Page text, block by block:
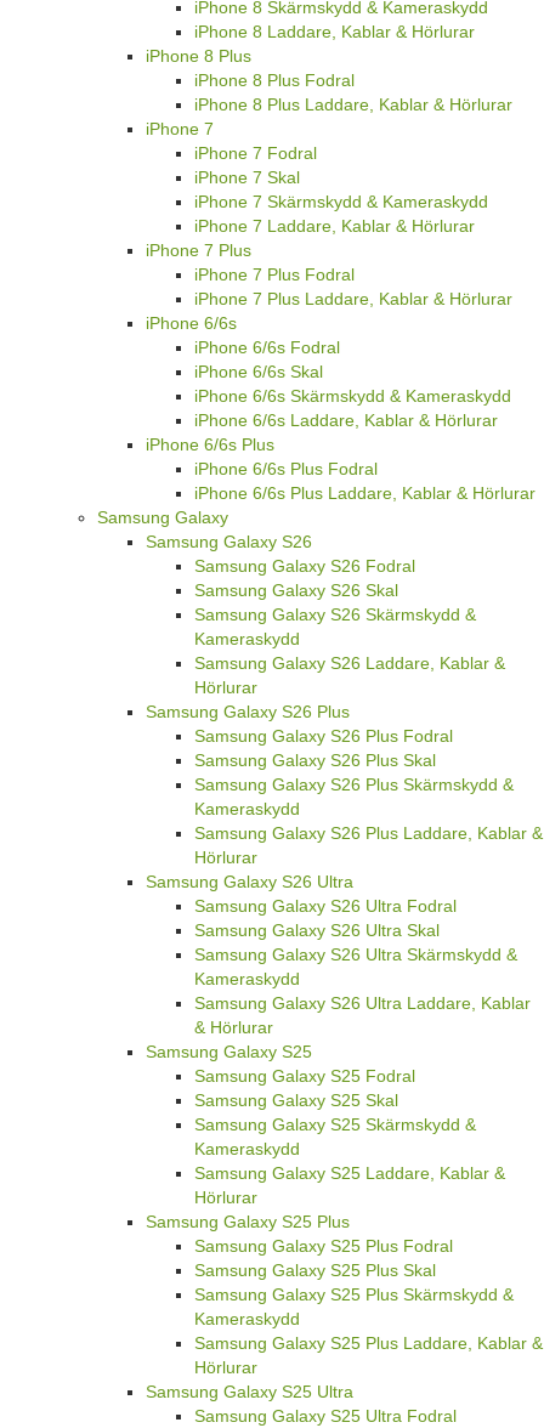
iPhone 8 Skärmskydd & Kameraskydd
iPhone 8 Laddare, Kablar & Hörlurar
iPhone 8 Plus
iPhone 8 Plus Fodral
iPhone 8 Plus Laddare, Kablar & Hörlurar
iPhone 7
iPhone 7 Fodral
iPhone 7 Skal
iPhone 7 Skärmskydd & Kameraskydd
iPhone 7 Laddare, Kablar & Hörlurar
iPhone 7 Plus
iPhone 7 Plus Fodral
iPhone 7 Plus Laddare, Kablar & Hörlurar
iPhone 6/6s
iPhone 6/6s Fodral
iPhone 6/6s Skal
iPhone 6/6s Skärmskydd & Kameraskydd
iPhone 6/6s Laddare, Kablar & Hörlurar
iPhone 6/6s Plus
iPhone 6/6s Plus Fodral
iPhone 6/6s Plus Laddare, Kablar & Hörlurar
Samsung Galaxy
Samsung Galaxy S26
Samsung Galaxy S26 Fodral
Samsung Galaxy S26 Skal
Samsung Galaxy S26 Skärmskydd &
Kameraskydd
Samsung Galaxy S26 Laddare, Kablar &
Hörlurar
Samsung Galaxy S26 Plus
Samsung Galaxy S26 Plus Fodral
Samsung Galaxy S26 Plus Skal
Samsung Galaxy S26 Plus Skärmskydd &
Kameraskydd
Samsung Galaxy S26 Plus Laddare, Kablar &
Hörlurar
Samsung Galaxy S26 Ultra
Samsung Galaxy S26 Ultra Fodral
Samsung Galaxy S26 Ultra Skal
Samsung Galaxy S26 Ultra Skärmskydd &
Kameraskydd
Samsung Galaxy S26 Ultra Laddare, Kablar
& Hörlurar
Samsung Galaxy S25
Samsung Galaxy S25 Fodral
Samsung Galaxy S25 Skal
Samsung Galaxy S25 Skärmskydd &
Kameraskydd
Samsung Galaxy S25 Laddare, Kablar &
Hörlurar
Samsung Galaxy S25 Plus
Samsung Galaxy S25 Plus Fodral
Samsung Galaxy S25 Plus Skal
Samsung Galaxy S25 Plus Skärmskydd &
Kameraskydd
Samsung Galaxy S25 Plus Laddare, Kablar &
Hörlurar
Samsung Galaxy S25 Ultra
Samsung Galaxy S25 Ultra Fodral